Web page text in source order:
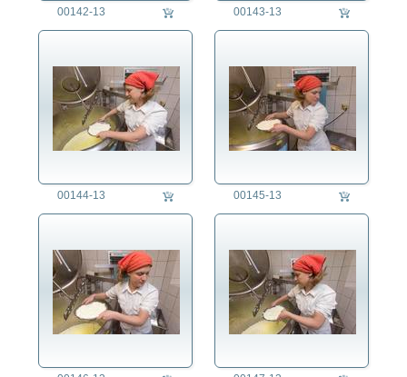
00142-13 00143-13
00144-13 00145-13